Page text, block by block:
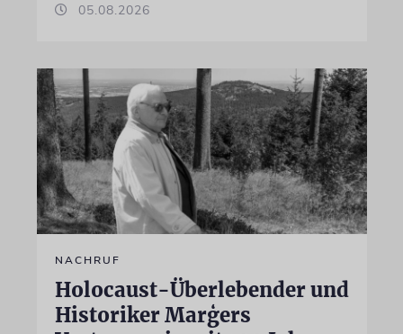
05.08.2026
NACHRUF
Holocaust-Überlebender und
Historiker Marģers